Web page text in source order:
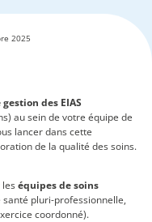
2025
des EIAS
au sein de votre équipe de
lancer dans cette
de la qualité des soins.
leséquipes de soins
pluri-professionnelle,
coordonné).